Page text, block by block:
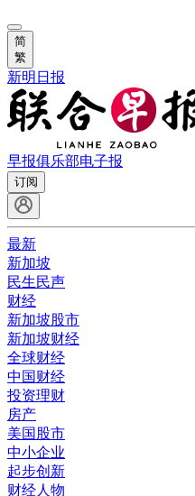
简
繁
新明日报
早报俱乐部电子报
订阅
最新
新加坡
民生民声
财经
新加坡股市
新加坡财经
全球财经
中国财经
投资理财
房产
美国股市
中小企业
起步创新
财经人物